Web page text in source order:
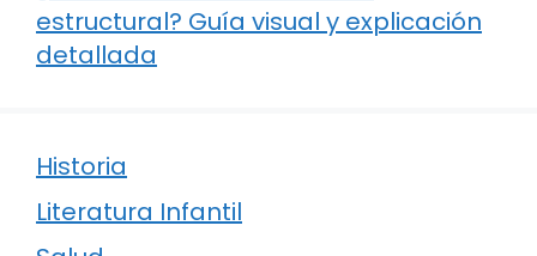
estructural? Guía visual y explicación
detallada
Historia
Literatura Infantil